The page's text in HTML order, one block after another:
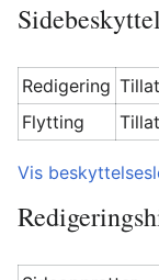
Redigering
Flytting
Vis